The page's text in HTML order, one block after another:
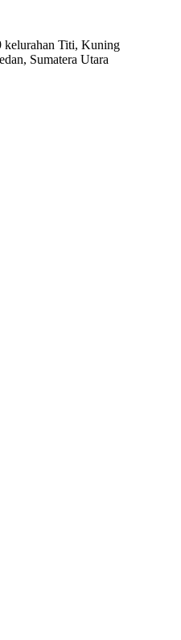
kelurahan Titi, Kuning
Sumatera Utara